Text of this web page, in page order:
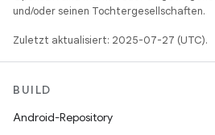
und/oder seinen Tochtergesellschaften.
Zuletzt aktualisiert: 2025-07-27 (UTC).
BUILD
Android-Repository